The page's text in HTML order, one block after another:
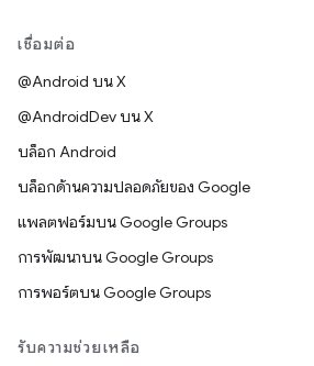
เชื่อมต่อ
@Android บน X
@AndroidDev บน X
บล็อก Android
บล็อกด้านความปลอดภัยของ Google
แพลตฟอร์มบน Google Groups
การพัฒนาบน Google Groups
การพอร์ตบน Google Groups
รับความช่วยเหลือ